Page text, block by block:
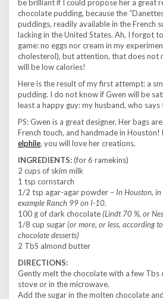
be brilliant if I could propose her a great
chocolate pudding, because the
puddings, readily available in the French
lacking in the United States. Ah, I forgot
game: no eggs nor cream in my
cholesterol), but attention, that does not
will be low calories!
Here is the result of my first attempt: a
pudding. I do not know if Gwen will be
least a happy guy: my husband, who
PS: Gwen is a great designer. Her bags
French touch, and handmade in
elphile, you will love her creations.
INGREDIENTS:(for 6 ramekins)
2 cups of skim milk
1 tsp cornstarch
1/2 tsp agar-agar powder – In Houston,
example Ranch 99 on I-10.
100 g of dark chocolate(Lindt 70 %, or
1/8 cup sugar(or more, or less, according
chocolate desserts)
2 TbS almond butter
DIRECTIONS:
Gently melt the chocolate with a few Tbs
stove or in the microwave.
Add the sugar in the molten chocolate